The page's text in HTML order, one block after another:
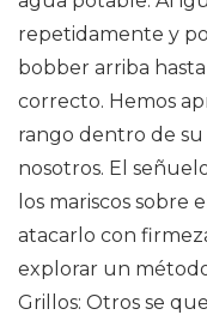
repetidamente y
bobber arriba
correcto. Hemos
rango dentro de
nosotros. El
los mariscos
atacarlo con
explorar un
Grillos: Otros se